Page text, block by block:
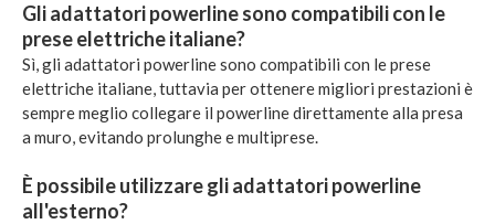
Gli adattatori powerline sono compatibili con le
prese elettriche italiane?
Sì, gli adattatori powerline sono compatibili con le prese
elettriche italiane, tuttavia per ottenere migliori prestazioni è
sempre meglio collegare il powerline direttamente alla presa
a muro, evitando prolunghe e multiprese.
È possibile utilizzare gli adattatori powerline
all'esterno?